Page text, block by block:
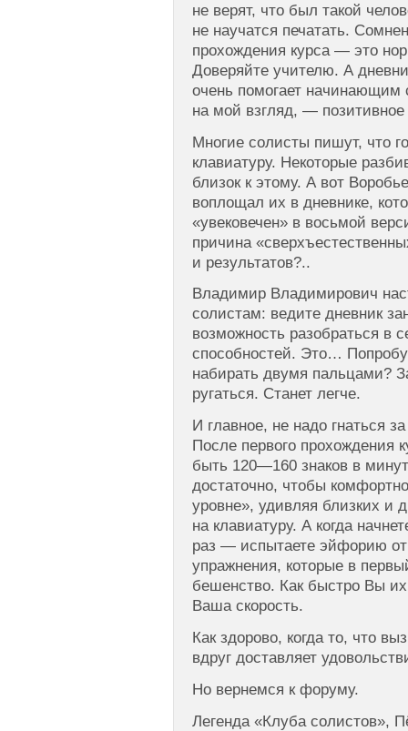
не верят, что был такой
не научатся печатать.
прохождения курса — это
Доверяйте учителю. А
очень помогает начинающим
на мой взгляд, —
Многие солисты пишут, что
клавиатуру. Некоторые
близок к этому. А вот
воплощал их в дневнике,
«увековечен» в восьмой
причина
и результатов?..
Владимир Владимирович
солистам: ведите дневник
возможность разобраться в
способностей. Это…
набирать двумя пальцами?
ругаться. Станет легче.
И главное, не надо гнаться
После первого прохождения
быть 120—160 знаков в
достаточно, чтобы
уровне», удивляя близких и
на клавиатуру. А когда
раз — испытаете эйфорию от
упражнения, которые в
бешенство. Как быстро Вы
Ваша скорость.
Как здорово, когда то, что
вдруг доставляет
Но вернемся к форуму.
Легенда «Клуба солистов»,